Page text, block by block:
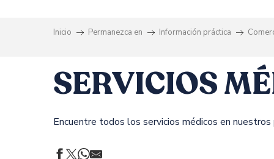
Inicio Permanezca en Información práctica
SERVICIOS
Encuentre todos los servicios médicos en